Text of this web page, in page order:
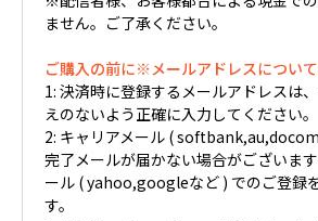
ません。ご了承ください。
ご購入の前に※メールアドレスについ
1: 決済時に登録するメールアドレスは
えのないよう正確に入力してください。
2: キャリアメール (
完了メールが届かない場合がございま
ール ( yahoo,googleなど ) でのご登録
す。